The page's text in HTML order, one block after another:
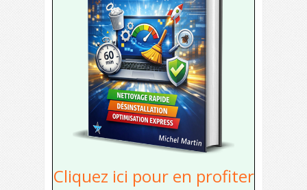
Cliquez ici pour en profiter